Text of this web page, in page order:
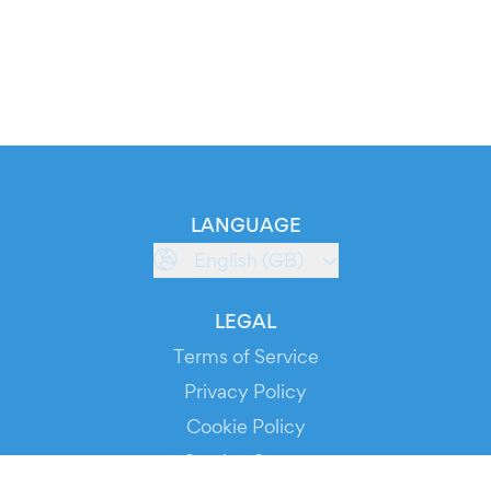
LANGUAGE
English (GB)
LEGAL
Terms of Service
Privacy Policy
Cookie Policy
Service Status